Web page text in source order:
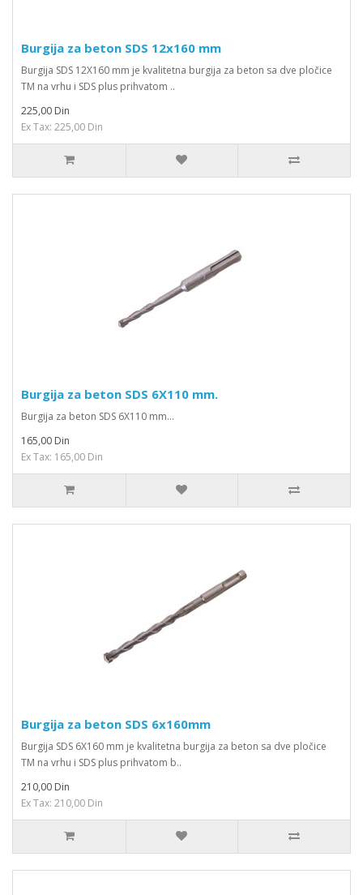
Burgija za beton SDS 12x160 mm
Burgija SDS 12X160 mm je kvalitetna burgija za beton sa dve pločice
TM na vrhu i SDS plus prihvatom ..
225,00 Din
Ex Tax: 225,00 Din
Burgija za beton SDS 6X110 mm.
Burgija za beton SDS 6X110 mm...
165,00 Din
Ex Tax: 165,00 Din
Burgija za beton SDS 6x160mm
Burgija SDS 6X160 mm je kvalitetna burgija za beton sa dve pločice
TM na vrhu i SDS plus prihvatom b..
210,00 Din
Ex Tax: 210,00 Din